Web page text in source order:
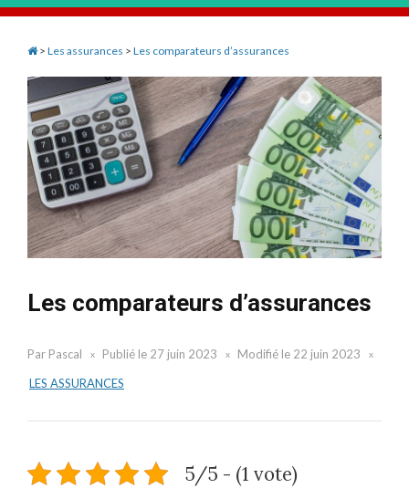
> Les assurances > Les comparateurs d’assurances
Les comparateurs d’assurances
Par Pascal Publié le 27 juin 2023 Modifié le 22 juin 2023
LES ASSURANCES
5/5 - (1 vote)